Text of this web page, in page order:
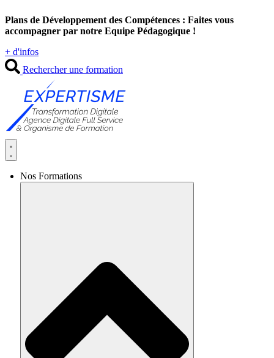
au
contenu
Plans de Développement des Compétences : Faites vous
accompagner par notre Equipe Pédagogique !
+ d'infos
Rechercher une formation
Nos Formations